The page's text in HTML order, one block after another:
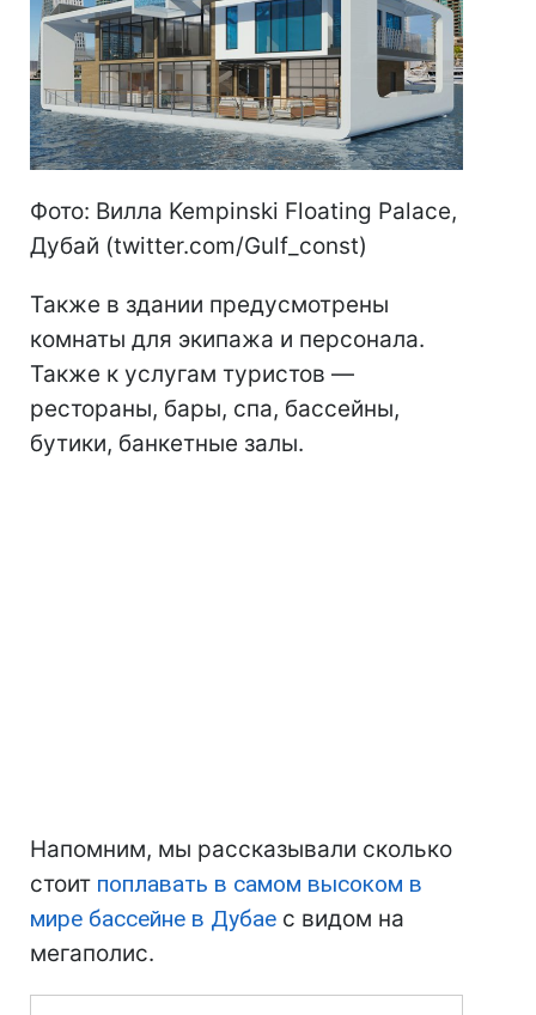
Фото: Вилла Kempinski Floating Palace,
Дубай (twitter.com/Gulf_const)
Также в здании предусмотрены
комнаты для экипажа и персонала.
Также к услугам туристов —
рестораны, бары, спа, бассейны,
бутики, банкетные залы.
Напомним, мы рассказывали сколько
стоит поплавать в самом высоком в
мире бассейне в Дубае с видом на
мегаполис.